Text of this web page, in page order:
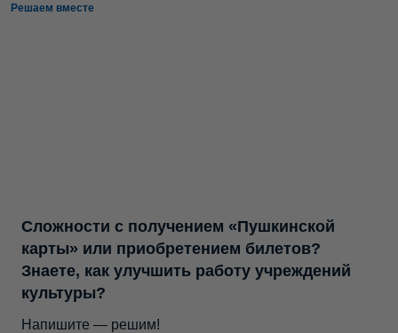
Решаем вместе
Сложности с получением «Пушкинской
карты» или приобретением билетов?
Знаете, как улучшить работу учреждений
культуры?
Напишите — решим!